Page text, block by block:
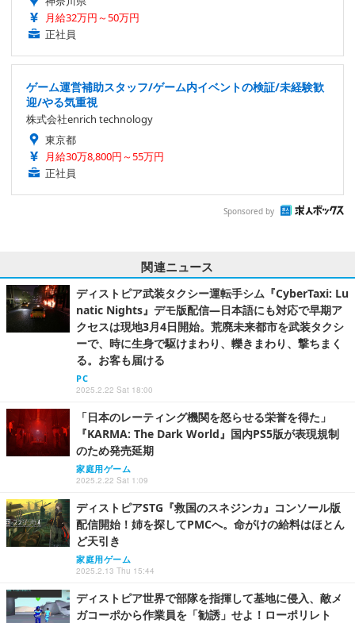
月給32万円～50万円
正社員
ゲーム運営補助スタッフ/ゲーム内イベントの検証/未経験歓
迎/やる気重視
株式会社enrich technology
東京都
月給30万8,800円～55万円
正社員
Sponsored by
関連ニュース
ディストピア武装タクシー運転手シム『CyberTaxi: Lu
natic Nights』デモ版配信―日本語にも対応で早期ア
クセスは現地3月4日開始。荒廃未来都市を武装タクシ
ーで、時に生身で駆けまわり、轢きまわり、撃ちまく
る。お客も届ける
PC
2025.2.22 Sat 18:00
「日本のレーティング機関を怒らせる栄誉を得た」
『KARMA: The Dark World』国内PS5版が表現規制
のため発売延期
家庭用ゲーム
2025.2.22 Sat 1:09
ディストピアSTG『救国のスネジンカ』コンソール版
配信開始！姉を探してPMCへ。命がけの給料はほとん
ど天引き
家庭用ゲーム
2025.2.13 Thu 15:44
ディストピア世界で部隊を指揮して基地に侵入、敵メ
ガコーポから作業員を「勧誘」せよ！ローポリレト